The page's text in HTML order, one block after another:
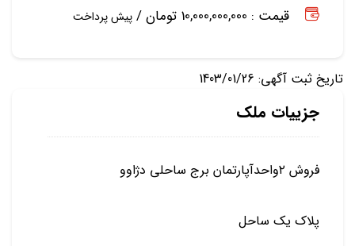
قیمت : 10,000,000,000 تومان /
پیش پرداخت
تاریخ ثبت آگهی: 1403/01/26
جزییات ملک
فروش ۲واحدآپارتمان برج ساحلی دژاوو
پلاک یک ساحل